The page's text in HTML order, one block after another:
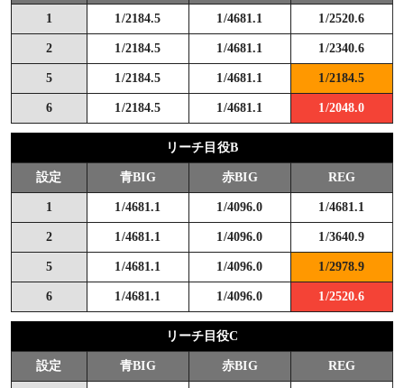
1 1/2184.5 1/4681.1 1/2520.6
2 1/2184.5 1/4681.1 1/2340.6
5 1/2184.5 1/4681.1 1/2184.5
6 1/2184.5 1/4681.1 1/2048.0
リーチ目役B
設定 青BIG 赤BIG REG
1 1/4681.1 1/4096.0 1/4681.1
2 1/4681.1 1/4096.0 1/3640.9
5 1/4681.1 1/4096.0 1/2978.9
6 1/4681.1 1/4096.0 1/2520.6
リーチ目役C
設定 青BIG 赤BIG REG